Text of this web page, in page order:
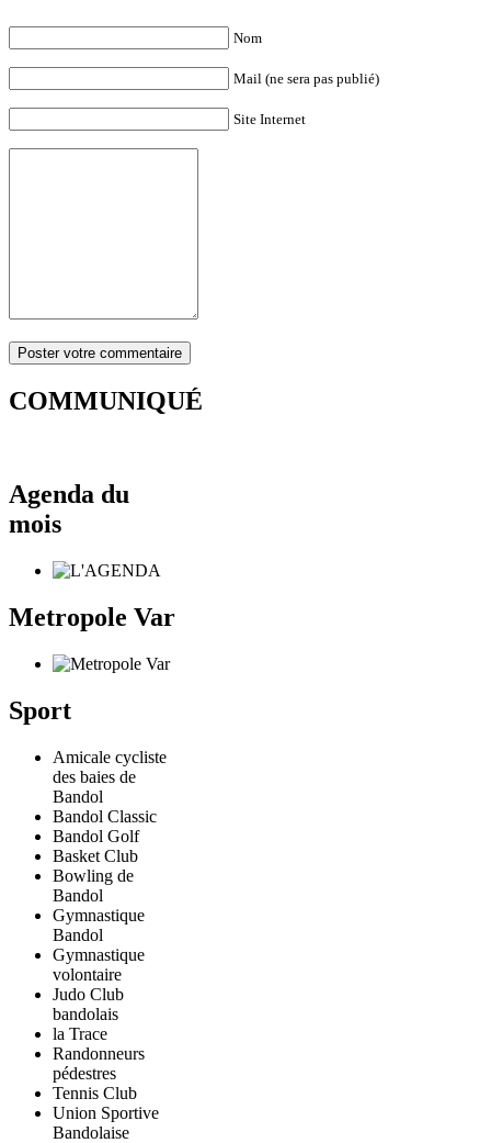
Nom
Mail (ne sera pas publié)
Site Internet
COMMUNIQUÉ
Agenda du
mois
Metropole Var
Sport
Amicale cycliste
des baies de
Bandol
Bandol Classic
Bandol Golf
Basket Club
Bowling de
Bandol
Gymnastique
Bandol
Gymnastique
volontaire
Judo Club
bandolais
la Trace
Randonneurs
pédestres
Tennis Club
Union Sportive
Bandolaise